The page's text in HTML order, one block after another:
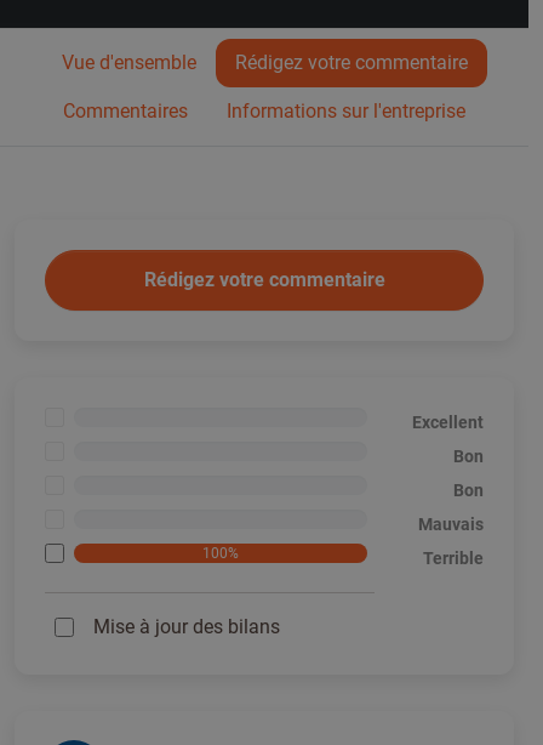
Vue d'ensemble Rédigez votre commentaire
Commentaires Informations sur l'entreprise
Rédigez votre commentaire
Excellent
Bon
Bon
Mauvais
100% Terrible
Mise à jour des bilans